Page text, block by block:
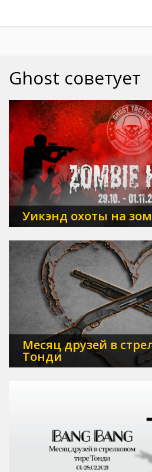
Ghost советует
Уикэнд охоты на
Месяц друзей в
Тонди